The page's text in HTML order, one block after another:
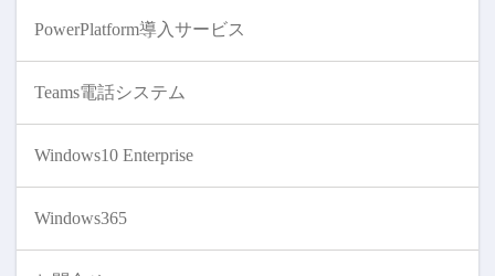
PowerPlatform導入サービス
Teams電話システム
Windows10 Enterprise
Windows365